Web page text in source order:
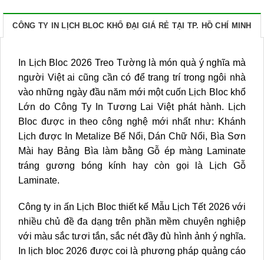
CÔNG TY IN LỊCH BLOC KHỔ ĐẠI GIÁ RẺ TẠI TP. HỒ CHÍ MINH
In Lịch Bloc 2026 Treo Tường là món quà ý nghĩa mà
người Việt ai cũng cần có để trang trí trong ngôi nhà
vào những ngày đầu năm mới một cuốn Lịch Bloc khổ
Lớn do Công Ty In Tương Lai Việt phát hành. Lịch
Bloc được in theo công nghệ mới nhất như: Khánh
Lịch được In Metalize Bế Nổi, Dán Chữ Nổi, Bìa Sơn
Mài hay Bảng Bìa làm bằng Gỗ ép màng Laminate
tráng gương bóng kính hay còn gọi là Lịch Gỗ
Laminate.
Công ty in ấn Lịch Bloc thiết kế Mẫu Lịch Tết 2026 với
nhiều chủ đề đa dạng trên phần mềm chuyên nghiệp
với màu sắc tươi tắn, sắc nét đầy đù hình ảnh ý nghĩa.
In lịch bloc 2026 được coi là phương pháp quảng cáo